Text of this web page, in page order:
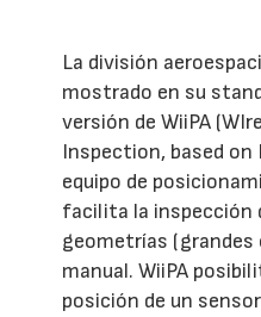
La división
mostrado en su
versión de WiiPA
Inspection, based on
equipo de
facilita la inspección
geometrías (grandes
manual. WiiPA
posición de un